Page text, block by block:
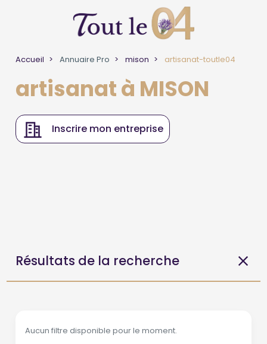
Accueil Annuaire Pro mison artisanat-toutle04
artisanat à MISON
Inscrire mon entreprise
Résultats de la recherche
Aucun filtre disponible pour le moment.